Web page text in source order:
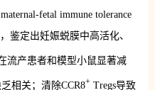
fetal immune tolerance
鉴定出妊娠蜕膜中高活化、
流产患者和模型小鼠显著减
相关；清除CCR8+Tregs导致